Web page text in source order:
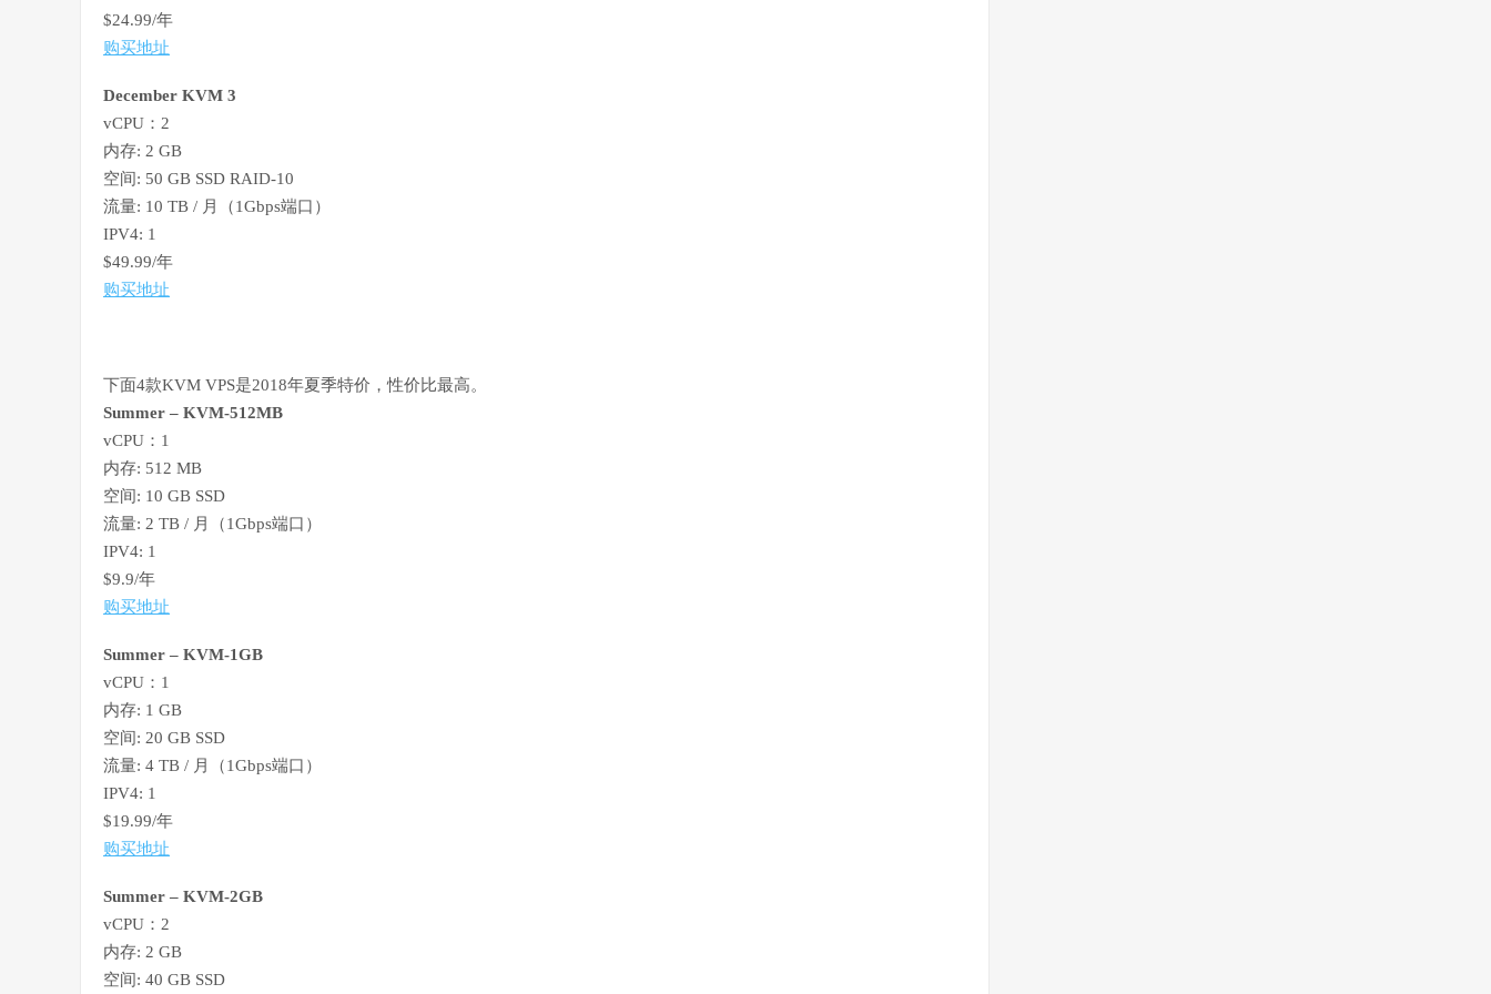
$24.99/年
购买地址
December KVM 3
vCPU：2
内存: 2 GB
空间: 50 GB SSD RAID-10
流量: 10 TB / 月（1Gbps端口）
IPV4: 1
$49.99/年
购买地址
下面4款KVM VPS是2018年夏季特价，性价比最高。
Summer – KVM-512MB
vCPU：1
内存: 512 MB
空间: 10 GB SSD
流量: 2 TB / 月（1Gbps端口）
IPV4: 1
$9.9/年
购买地址
Summer – KVM-1GB
vCPU：1
内存: 1 GB
空间: 20 GB SSD
流量: 4 TB / 月（1Gbps端口）
IPV4: 1
$19.99/年
购买地址
Summer – KVM-2GB
vCPU：2
内存: 2 GB
空间: 40 GB SSD